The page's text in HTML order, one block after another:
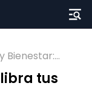
Bienestar:
tus Finanzas
tus